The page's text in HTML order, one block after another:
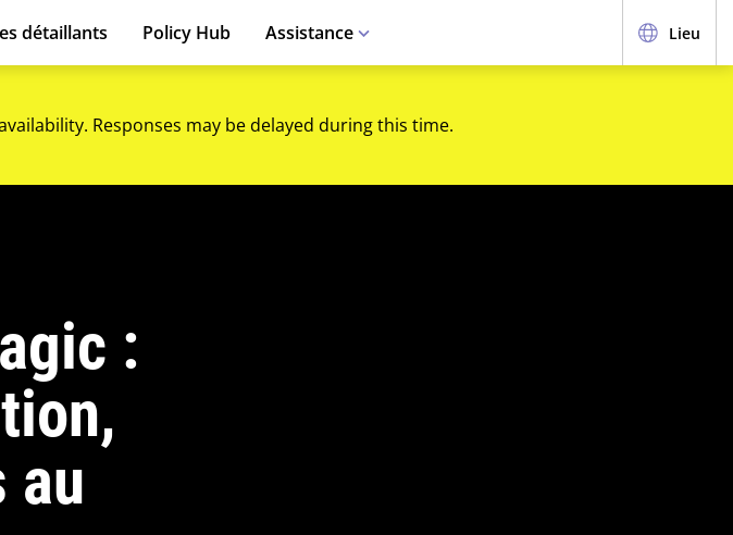
détaillants Policy Hub Assistance Lieu
Responses may be delayed during this time.
:
au